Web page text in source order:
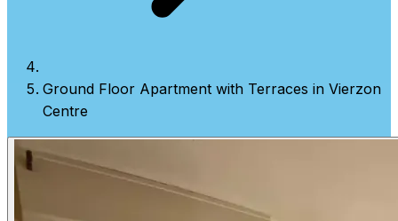
Ground Floor Apartment with Terraces in Vierzon
Centre